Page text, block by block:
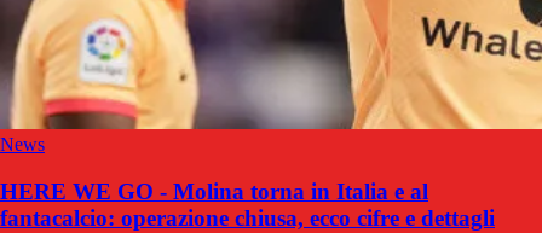
News
HERE WE GO - Molina torna in Italia e al
fantacalcio: operazione chiusa, ecco cifre e dettagli